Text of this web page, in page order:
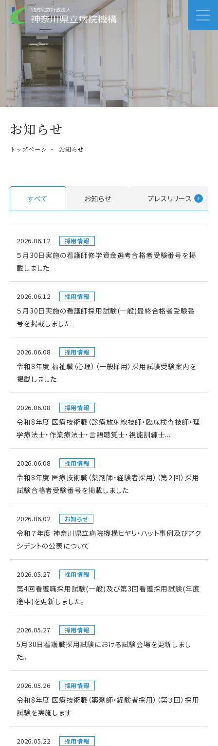
お知らせ
トップページ お知らせ
すべて お知らせ プレスリリース
2026.06.12 採用情報
５月30日実施の看護師修学資金選考合格者受験番号を掲
載しました
2026.06.12 採用情報
５月30日実施の看護師採用試験(一般)最終合格者受験番
号を掲載しました
2026.06.08 採用情報
令和8年度 福祉職（心理）（一般採用）採用試験受験案内を
掲載しました
2026.06.08 採用情報
令和8年度 医療技術職（診療放射線技師・臨床検査技師・理
学療法士・作業療法士・言語聴覚士・視能訓練士...
2026.06.08 採用情報
令和8年度 医療技術職（薬剤師・経験者採用）（第２回）採用
試験合格者受験番号を掲載しました
2026.06.02 お知らせ
令和７年度 神奈川県立病院機構ヒヤリ・ハット事例及びアク
シデントの公表について
2026.05.27 採用情報
第4回看護職採用試験(一般)及び第3回看護採用試験(年度
途中)を更新しました。
2026.05.27 採用情報
5月30日看護職採用試験における試験会場を更新しまし
た。
2026.05.26 採用情報
令和8年度 医療技術職（薬剤師・経験者採用）（第３回）採用
試験を実施します
2026.05.22 採用情報